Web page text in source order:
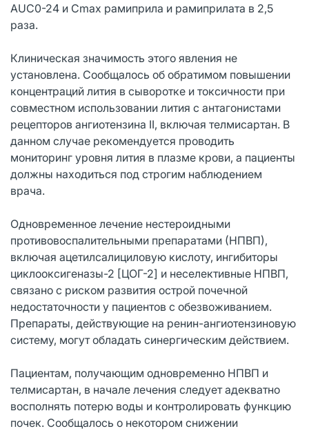
AUC0-24 и Cmax рамиприла и рамиприлата в 2,5
раза.
Клиническая значимость этого явления не
установлена. Сообщалось об обратимом повышении
концентраций лития в сыворотке и токсичности при
совместном использовании лития с антагонистами
рецепторов ангиотензина II, включая телмисартан. В
данном случае рекомендуется проводить
мониторинг уровня лития в плазме крови, а пациенты
должны находиться под строгим наблюдением
врача.
Одновременное лечение нестероидными
противовоспалительными препаратами (НПВП),
включая ацетилсалициловую кислоту, ингибиторы
циклооксигеназы-2 [ЦОГ-2] и неселективные НПВП,
связано с риском развития острой почечной
недостаточности у пациентов с обезвоживанием.
Препараты, действующие на ренин-ангиотензиновую
систему, могут обладать синергическим действием.
Пациентам, получающим одновременно НПВП и
телмисартан, в начале лечения следует адекватно
восполнять потерю воды и контролировать функцию
почек. Сообщалось о некотором снижении